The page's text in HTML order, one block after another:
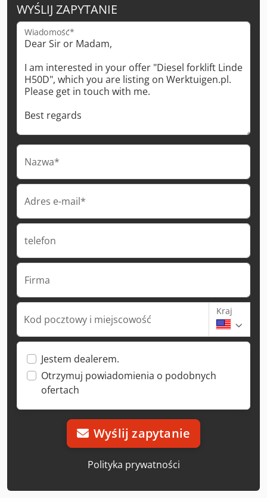
WYŚLIJ ZAPYTANIE
Wiadomość*
Nazwa*
Adres e-mail*
telefon
Firma
Kod pocztowy i miejscowość
Kraj
Jestem dealerem.
Otrzymuj powiadomienia o podobnych
ofertach
Wyślij zapytanie
Polityka prywatności